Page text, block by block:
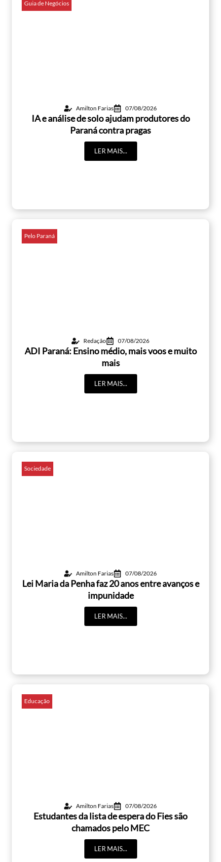
Guia de Negócios
Amilton Farias 07/08/2026
IA e análise de solo ajudam produtores do
Paraná contra pragas
LER MAIS...
Pelo Paraná
Redação 07/08/2026
ADI Paraná: Ensino médio, mais voos e muito
mais
LER MAIS...
Sociedade
Amilton Farias 07/08/2026
Lei Maria da Penha faz 20 anos entre avanços e
impunidade
LER MAIS...
Educação
Amilton Farias 07/08/2026
Estudantes da lista de espera do Fies são
chamados pelo MEC
LER MAIS...